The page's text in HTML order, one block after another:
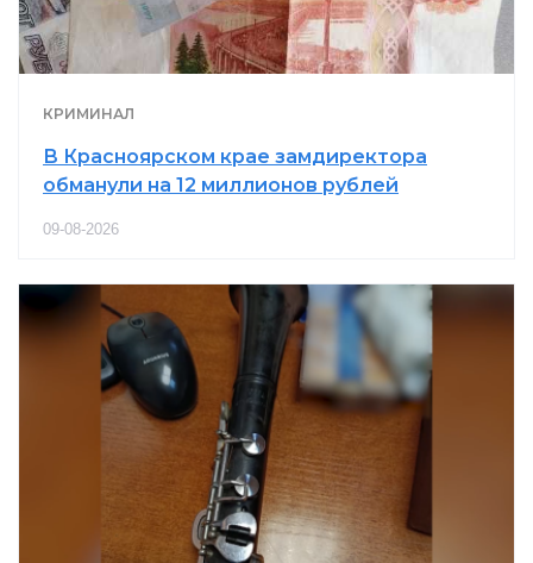
КРИМИНАЛ
В Красноярском крае замдиректора
обманули на 12 миллионов рублей
09-08-2026